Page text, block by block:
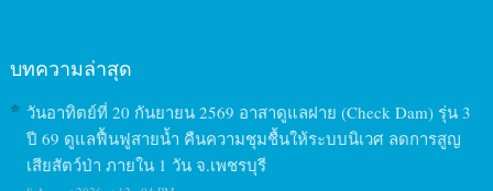
บทความล่าสุด
วันอาทิตย์ที่ 20 กันยายน 2569 อาสาดูแลฝาย (Check Dam) รุ่น 3
ปี 69 ดูแลฟื้นฟูสายน้ำ คืนความชุมชื้นให้ระบบนิเวศ ลดการสูญ
เสียสัตว์ป่า ภายใน 1 วัน จ.เพชรบุรี